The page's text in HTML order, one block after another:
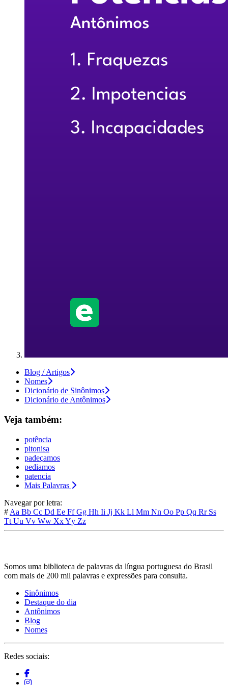
Blog / Artigos
Nomes
Dicionário de Sinônimos
Dicionário de Antônimos
Veja também:
potência
pitonisa
padeçamos
pediamos
patencia
Mais Palavras
Navegar por letra:
# Aa Bb Cc Dd Ee FfGg Hh Ii Jj Kk Ll Mm Nn Oo Pp Qq Rr Ss
Tt Uu Vv Ww XxYy Zz
Somos uma biblioteca de palavras da língua portuguesa do Brasil
com mais de 200 mil palavras e expressões para consulta.
Sinônimos
Destaque do dia
Antônimos
Blog
Nomes
Redes sociais: